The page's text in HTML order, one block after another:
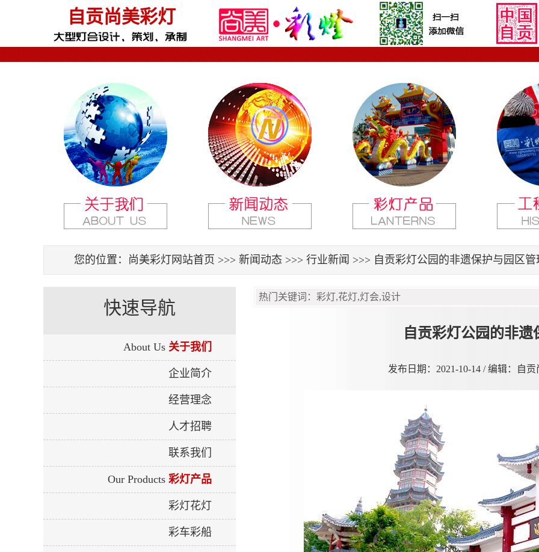
自贡尚美彩灯
您的位置： 尚美彩灯网站首页 >>> 新闻动态 >>> 行业新闻 >>> 自贡彩灯公园的非遗保护与园区管
自贡彩灯公园的非
发布日期：2021-10-14 / 编辑：自
快速导航
About Us 关于我们
企业简介
经营理念
人才招聘
联系我们
Our Products 彩灯产品
彩灯花灯
彩车彩船